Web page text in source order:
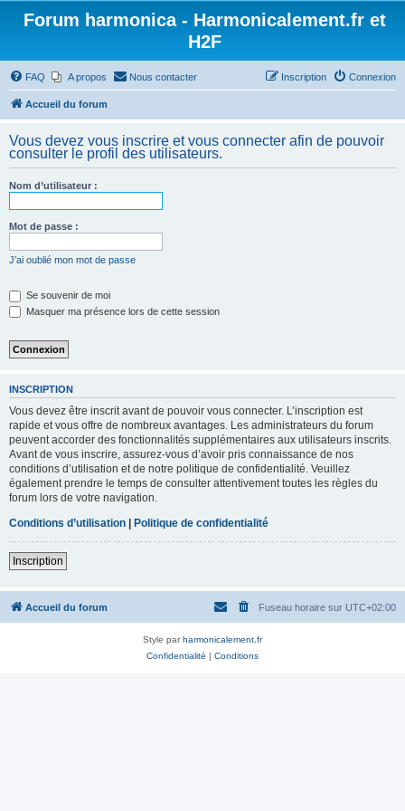
Forum harmonica - Harmonicalement.fr et
H2F
FAQ A propos Nous contacter Connexion
Inscription
Accueil du forum
Vous devez vous inscrire et vous connecter afin de pouvoir
consulter le profil des utilisateurs.
Nom d’utilisateur :
Mot de passe :
J’ai oublié mon mot de passe
Se souvenir de moi
Masquer ma présence lors de cette session
INSCRIPTION
Vous devez être inscrit avant de pouvoir vous connecter. L’inscription est
rapide et vous offre de nombreux avantages. Les administrateurs du forum
peuvent accorder des fonctionnalités supplémentaires aux utilisateurs inscrits.
Avant de vous inscrire, assurez-vous d’avoir pris connaissance de nos
conditions d’utilisation et de notre politique de confidentialité. Veuillez
également prendre le temps de consulter attentivement toutes les règles du
forum lors de votre navigation.
Conditions d’utilisation | Politique de confidentialité
Inscription
Accueil du forum Fuseau horaire sur UTC+02:00
Style parharmonicalement.fr
Confidentialité | Conditions